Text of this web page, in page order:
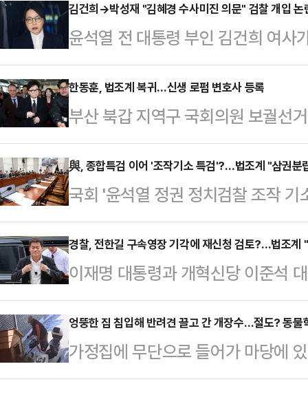
김건희→박성재 "김혜경 수사미진 의문" 검찰 개입
윤석열 전 대통령 부인 김건희 여사
그램 메시지가 법정에 공개되면서
위로 떠오르고 있다. 논란이 사실로
직권남용죄가 직접 적용되는지 여
물을 수 있다는 분석이 나온다.서
20일 박 전 장관의 직권남용권리행
공판을 열고 김 여사의 명품백 수수
고검 검사를 증인으로 불…
한동훈, 법조계 복귀…신생 로펌 변호사 등록
부산 북갑 지역구 국회의원 보궐선
가 신생 법무법인 소속 변호사로
르면 한 전 대표는 지난달 서울 강
속 변호사로 이름을 올렸다. 대한변
록 절차는 지난해 7월 마친 것으로
낸 한 전 대표는 2023년 12월 퇴임
원장을 맡았다. 2024년 7월 당대
후 사퇴했다.한 전…
與, 종합특검 이어 '조작기소 특검'?…법조계 "삼권분
국회 '윤석열 정권 정치검찰 조작
(국조특위) 소속 여당 의원들이 검
하며 특별검사 출범의 필요성을 언
당은 조작기소 특검 (언급을 통해
국가폭력, 정권의 만행이라고 단정
정한 상태"라며 "이건 일반적인 사
에 종속되는 결과가 초래될 수 있는
보인다"고 우려했다.2…
경찰, 전한길 구속영장 기각에 재신청 검토?…법조계
이재명 대통령과 개혁신당 이준석
받아온 한국사 강사 출신 유튜버 전
구가 기각됐다. 경찰은 영장 기각
장 재신청 여부를 결정할 방침인데,
도 기각될 가능성이 매우 크다"고
엉뚱한 집 침입해 반려견 끌고 간 개장수…절도? 동
가정집에 무단으로 들어가 마당에
장수'가 경찰에 붙잡혔다. 단순 절